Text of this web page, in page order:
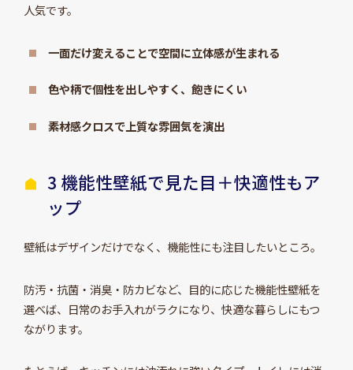
人気です。
一面だけ変えることで空間に立体感が生まれる
色や柄で個性を出しやすく、飽きにくい
素材感クロスで上質な雰囲気を演出
3 機能性壁紙で見た目＋快適性もア
ップ
壁紙はデザインだけでなく、機能性にも注目したいところ。
防汚・抗菌・消臭・防カビなど、目的に応じた機能性壁紙を
選べば、日常のお手入れがラクになり、快適な暮らしにもつ
ながります。